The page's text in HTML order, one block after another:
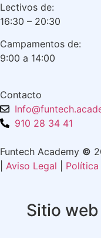
Lectivos de:
16:30 – 20:30
Campamentos de:
9:00 a 14:00
Contacto
910 28 34 41
Funtech Academy ©
Aviso Legal
Sitio